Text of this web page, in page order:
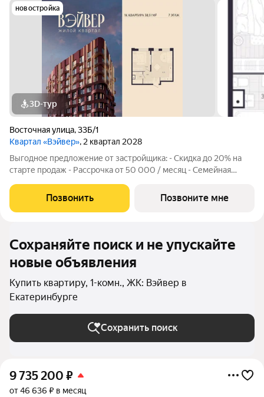
новостройка
3D-тур
Восточная улица,33Б/1
Квартал «Вэйвер», 2 квартал 2028
Выгодное предложение от застройщика: - Скидка до 20% на
старте продаж - Рассрочка от 50 000 / месяц - Семейная
1-комнатной квартиры в Жилом квартале Вэйвер от
Девелоперской компании Люди,
Позвонить Позвоните мне
Сохраняйте поиск и не упускайте
новые объявления
Купить квартиру, 1-комн., ЖК: Вэйвер в
Екатеринбурге
Сохранить поиск
9 735 200 ₽
от 46 636 ₽ в месяц